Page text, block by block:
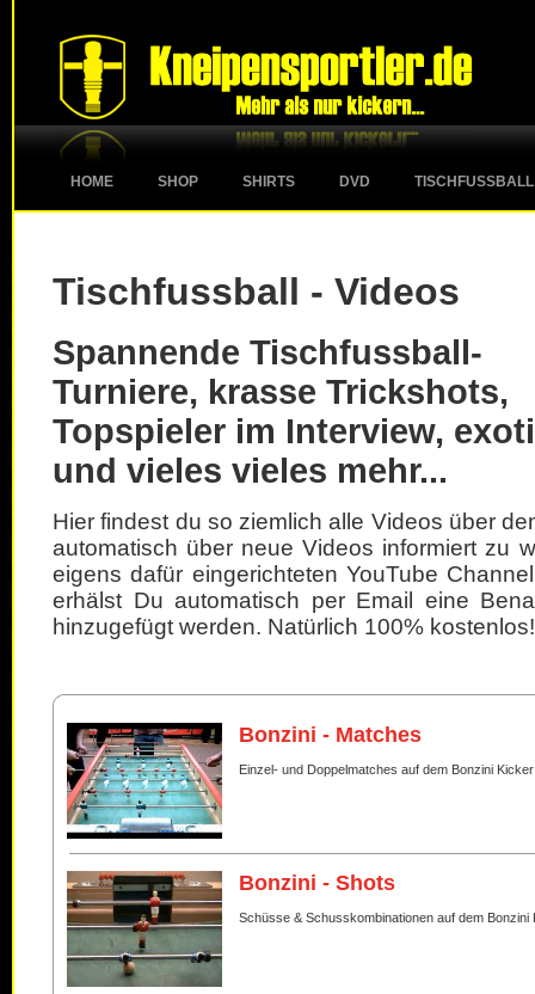
HOME SHOP SHIRTS DVD TISCHFUSSBALL
Tischfussball - Videos
Spannende Tischfussball-
Turniere, krasse Trickshots,
Topspieler im Interview,
und vieles vieles mehr...
Hier findest du so ziemlich alle Videos über
automatisch über neue Videos informiert zu
eigens dafür eingerichteten YouTube
erhälst Du automatisch per Email eine
hinzugefügt werden. Natürlich 100% kostenlos!
Bonzini - Matches
Einzel- und Doppelmatches auf dem Bonzini Kicker
Bonzini - Shots
Schüsse & Schusskombinationen auf dem Bonzini